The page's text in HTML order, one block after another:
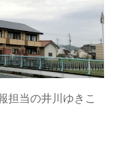
担当の井川ゆきこ